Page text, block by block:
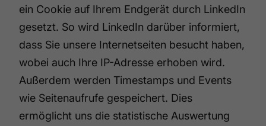
ein Cookie auf Ihrem Endgerät durch LinkedIn
gesetzt. So wird LinkedIn darüber informiert,
dass Sie unsere Internetseiten besucht haben,
wobei auch Ihre IP-Adresse erhoben wird.
Außerdem werden Timestamps und Events
wie Seitenaufrufe gespeichert. Dies
ermöglicht uns die statistische Auswertung